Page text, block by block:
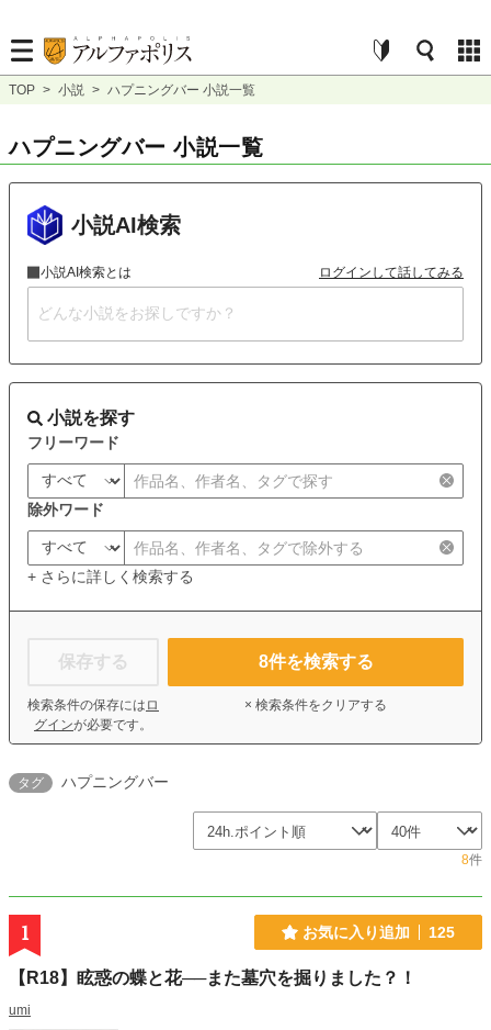
TOP > 小説 > ハプニングバー 小説一覧
ハプニングバー 小説一覧
小説AI検索
小説AI検索とは ログインして話してみる
小説を探す
フリーワード
除外ワード
+ さらに詳しく検索する
保存する
検索条件の保存には ロ
グインが必要です。
8件を検索する
× 検索条件をクリアする
タグ ハプニングバー
8件
1 お気に入り追加 125
【R18】眩惑の蝶と花──また墓穴を掘りました？！
umi